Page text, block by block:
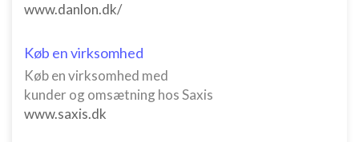
www.danlon.dk/
Køb en virksomhed
Køb en virksomhed med
kunder og omsætning hos Saxis
www.saxis.dk
Måle annonceringseffektivitet
Forstå målgrupper gennem statistikker eller
kombinationer af oplysninger fra forskellige
kilder